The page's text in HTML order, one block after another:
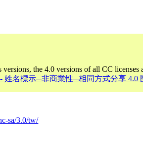
the 4.0 versions of all CC licenses
- 姓名標示─非商業性─相同方式分享 4.0
sa/3.0/tw/